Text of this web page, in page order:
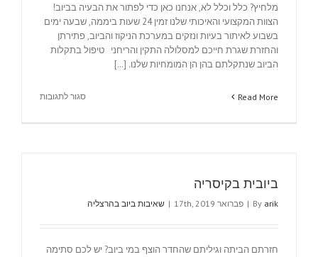
מלחיץ? כלל וכלל לא, אנחנו כאן כדי לפתור את הבעיה בביוב!
הצוות המקצועי והאיכותי שלנו זמין 24 שעות ביממה, שבעה ימים
בשבוע לאיתור בעיות ונזקים במערכת הניקוז והביוב, פתירתן
והחזרת שגרת חייכם למסלולה התקין והריחני טיפול בתקלות
הביוב שנתקלתם בהן הן המומחיות שלנו. [...]
Read More סגור לתגובותעל
ביובית בקיסריה
By arik
| פברואר 17th, 2019 | שאיבות ביוב בהרצליה
חזרתם הביתה וגיליתם שהחדר הוצף במי ביוב? יש לכם סתימה